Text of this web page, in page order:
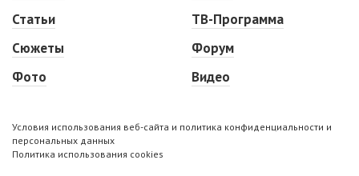
Статьи
Сюжеты
Фото
ТВ-Программа
Форум
Видео
Условия использования веб-сайта и политика конфиденциальности и
персональных данных
Политика использования cookies